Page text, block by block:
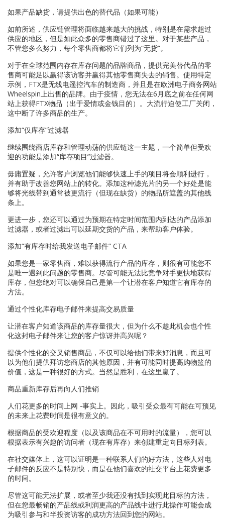
如果产品缺货，请提供出色的替代品（如果可能）
如前所述，供应链管理将面临越来越大的挑战，特别是在需求超过
供应的地区，但是如此众多的零售商错过了这里。对于某些产品，
不管您多么努力，每个零售商都将它们列为“无货”。
对于在全球范围内存在库存问题的品牌商品，提供完美替代品的零
售商可能足以赢得该访客并赢得其他零售商失去的销售。使用特定
示例，FTX是无线电遥控汽车的制造商，并且是在欧洲电子商务网站
Wheelspin上出售的品牌。由于疫情，您无法在6月底之前在任何网
站上获得FTX物品（出于爱情或金钱目的）。大流行迫使工厂关闭，
这中断了许多商品的生产。
添加“仅库存”过滤器
继续围绕商店库存和管理动荡的供应链这一主题，一个简单但受欢
迎的功能是添加“库存项目”过滤器。
毋庸置疑，允许客户浏览他们能够快速上手的项目将会顺利进行，
并有助于改善您网站上的转化。添加这种滤光片的另一个好处是能
够将光线带到通常被更流行（但现在缺货）的物品所遮盖的其他线
条上。
更进一步，您还可以通过为预期在特定时间范围内到达的产品添加
过滤器，或者过滤出可以延期交货的产品，来帮助客户体验。
添加“有库存时给我发送电子邮件” CTA
如果您是一家零售商，难以获得流行产品的库存，则很有可能您不
是唯一遇到此问题的零售商。尽管可能无法比竞争对手更快地获得
库存，但您绝对可以确保自己是第一个让潜在客户知道它有库存的
方法。
通过个性化库存电子邮件来提高交易质量
让潜在客户知道该商品的库存量很大，但为什么不趁此机会也个性
化这封电子邮件来让您的客户惊讶并高兴呢？
提供个性化的交叉销售商品，不仅可以给他们带来好消息，而且可
以为他们提供拜访您商店的其他原因，并有可能同时提高购物篮的
价值，这是一种很好的方式。当然是胜利，在这里赢了。
商品重新库存后再向人们推销
人们花更多的时间上网 -事实上。因此，吸引受众最有可能在可预见
的未来上花费时间是很有意义的。
根据商品的受欢迎程度（以及该商品在不可用时的流量），您可以
根据表示有兴趣的访问者（现在有库存）来创建重定向目标列表。
在社交媒体上，这可以证明是一种联系人们的好方法，这些人对电
子邮件的反应不是特别快，而是在他们喜欢的社交平台上花费更多
的时间。
尽管这可能无法扩展，或者至少我还没有找到实现此目标的方法，
但在您最畅销的产品线或利润更高的产品线中进行此操作可能会成
为吸引参与和半投资访客的成功方法回到您的网站。